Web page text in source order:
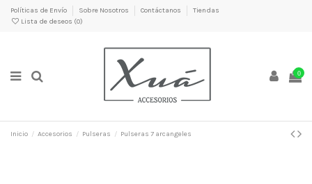
Políticas de Envío Sobre Nosotros Contáctanos
Tiendas
Lista de deseos (0)
0
Inicio Accesorios Pulseras Pulseras 7 arcangeles